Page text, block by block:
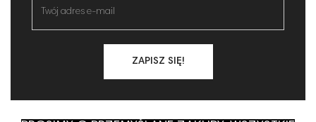
ZAPISZ SIĘ!